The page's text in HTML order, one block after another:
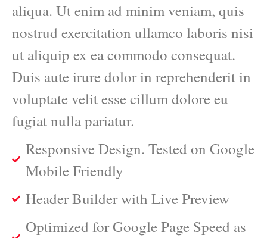
aliqua. Ut enim ad minim veniam, quis
nostrud exercitation ullamco laboris nisi
ut aliquip ex ea commodo consequat.
Duis aute irure dolor in reprehenderit in
voluptate velit esse cillum dolore eu
fugiat nulla pariatur.
Responsive Design. Tested on Google
Mobile Friendly
Header Builder with Live Preview
Optimized for Google Page Speed as